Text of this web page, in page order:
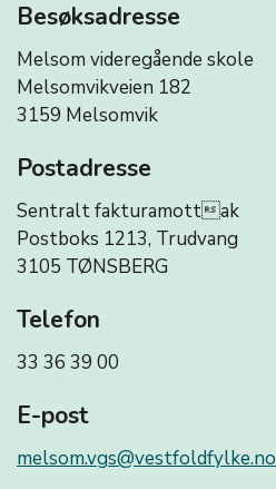
Besøksadresse
Melsom videregående skole
Melsomvikveien 182
3159 Melsomvik
Postadresse
Sentralt fakturamottak
Postboks 1213, Trudvang
3105 TØNSBERG
Telefon
33 36 39 00
E-post
melsom.vgs@vestfoldfylke.no